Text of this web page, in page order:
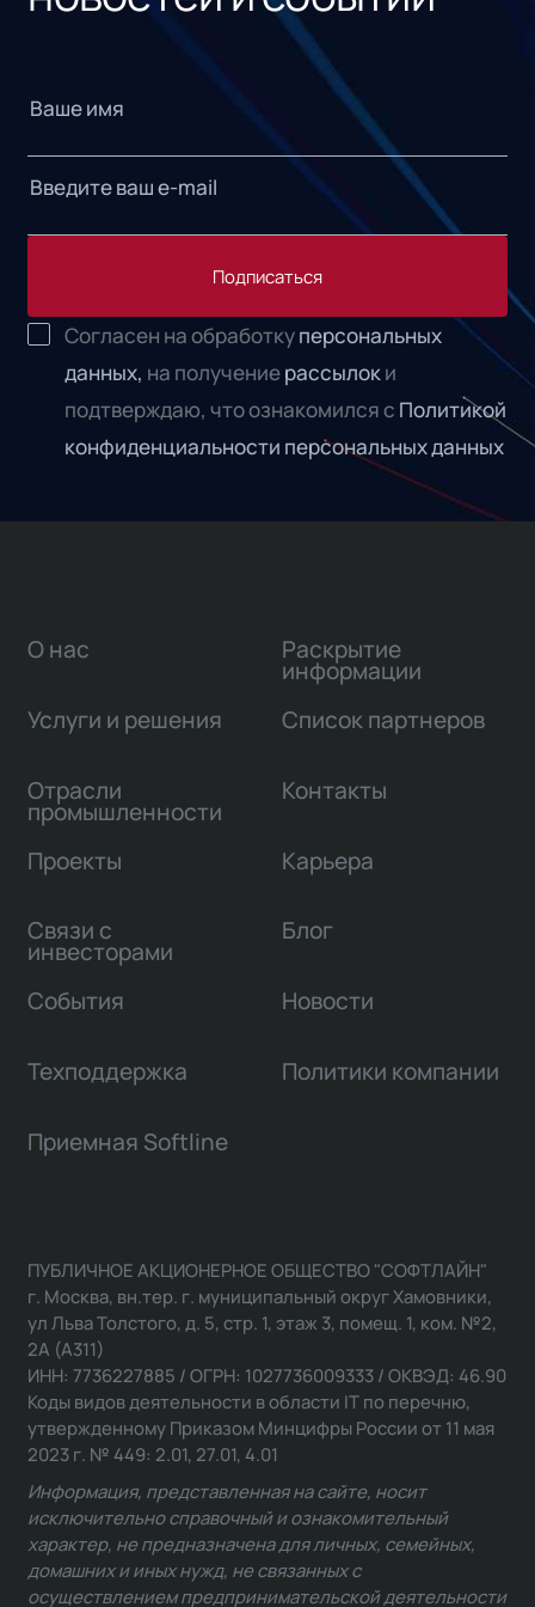
Подписаться
Согласен на обработкуперсональных
данных, на получениерассылоки
подтверждаю, что ознакомился с Политикой
конфиденциальности персональных данных
О нас
Услуги и решения
Отрасли
промышленности
Проекты
Связи с
инвесторами
Раскрытие
информации
Список партнеров
Контакты
Карьера
Блог
События Новости
Техподдержка Политики компании
Приемная Softline
ПУБЛИЧНОЕ АКЦИОНЕРНОЕ ОБЩЕСТВО "СОФТЛАЙН"
г. Москва, вн.тер. г. муниципальный округ Хамовники,
ул Льва Толстого, д. 5, стр. 1, этаж 3, помещ. 1, ком. №2,
2А (А311)
ИНН: 7736227885 / ОГРН: 1027736009333 / ОКВЭД: 46.90
Коды видов деятельности в области IT по перечню,
утвержденному Приказом Минцифры России от 11 мая
2023 г. № 449: 2.01, 27.01, 4.01
Информация, представленная на сайте, носит
исключительно справочный и ознакомительный
характер, не предназначена для личных, семейных,
домашних и иных нужд, не связанных с
осуществлением предпринимательской деятельности